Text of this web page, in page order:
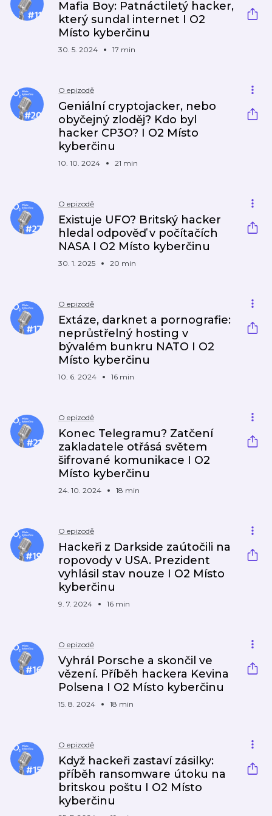
Mafia Boy: Patnáctiletý hacker,
který sundal internet I O2
Místo kyberčinu
30. 5. 2024 17 min
O epizodě
Geniální cryptojacker, nebo
obyčejný zloděj? Kdo byl
hacker CP3O? I O2 Místo
kyberčinu
10. 10. 2024 21 min
O epizodě
Existuje UFO? Britský hacker
hledal odpověď v počítačích
NASA I O2 Místo kyberčinu
30. 1. 2025 20 min
O epizodě
Extáze, darknet a pornografie:
neprůstřelný hosting v
bývalém bunkru NATO I O2
Místo kyberčinu
10. 6. 2024 16 min
O epizodě
Konec Telegramu? Zatčení
zakladatele otřásá světem
šifrované komunikace I O2
Místo kyberčinu
24. 10. 2024 18 min
O epizodě
Hackeři z Darkside zaútočili na
ropovody v USA. Prezident
vyhlásil stav nouze I O2 Místo
kyberčinu
9. 7. 2024 16 min
O epizodě
Vyhrál Porsche a skončil ve
vězení. Příběh hackera Kevina
Polsena I O2 Místo kyberčinu
15. 8. 2024 18 min
O epizodě
Když hackeři zastaví zásilky:
příběh ransomware útoku na
britskou poštu I O2 Místo
kyberčinu